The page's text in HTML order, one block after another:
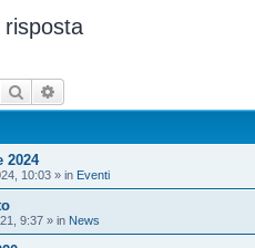
Cerca
2024
10:03 » in Eventi
9:37 » in News